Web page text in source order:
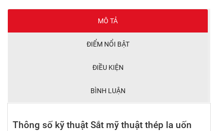
MÔ TẢ
ĐIỂM NỔI BẬT
ĐIỀU KIỆN
BÌNH LUẬN
Thông số kỹ thuật Sắt mỹ thuật thép la uốn